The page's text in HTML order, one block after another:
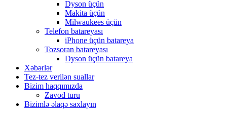
Dyson üçün
Makita üçün
Milwaukees üçün
Telefon batareyası
iPhone üçün batareya
Tozsoran batareyası
Dyson üçün batareya
Xəbərlər
Tez-tez verilən suallar
Bizim haqqımızda
Zavod turu
Bizimlə əlaqə saxlayın